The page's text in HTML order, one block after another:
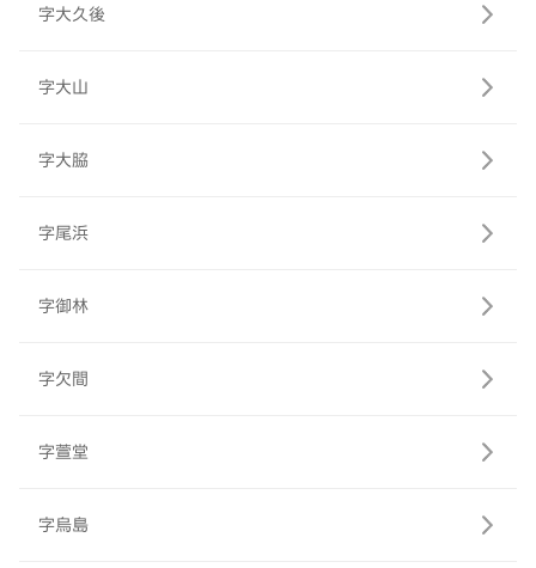
字大久後
字大山
字大脇
字尾浜
字御林
字欠間
字萱堂
字烏島